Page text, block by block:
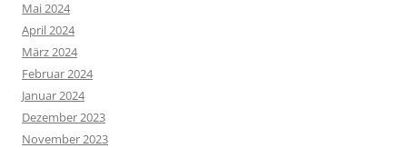
Mai 2024
April 2024
März 2024
Februar 2024
Januar 2024
Dezember 2023
November 2023